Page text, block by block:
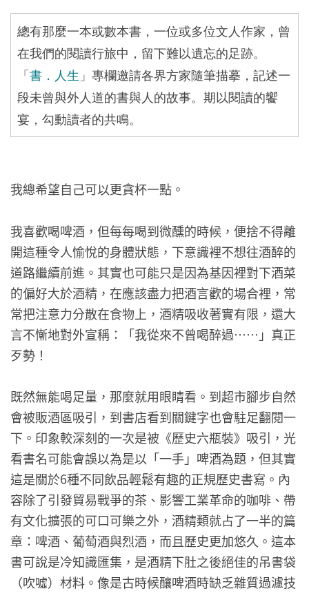
總有那麼一本或數本書，一位或多位文人作家，曾
在我們的閱讀行旅中，留下難以遺忘的足跡。
「 書．人生 」專欄邀請各界方家隨筆描摹，記述一
段未曾與外人道的書與人的故事。期以閱讀的饗
宴，勾動讀者的共鳴。
我總希望自己可以更貪杯一點。
我喜歡喝啤酒，但每每喝到微醺的時候，便捨不得離
開這種令人愉悅的身體狀態，下意識裡不想往酒醉的
道路繼續前進。其實也可能只是因為基因裡對下酒菜
的偏好大於酒精，在應該盡力把酒言歡的場合裡，常
常把注意力分散在食物上，酒精吸收著實有限，還大
言不慚地對外宣稱：「我從來不曾喝醉過……」真正
歹勢！
既然無能喝足量，那麼就用眼睛看。到超市腳步自然
會被販酒區吸引，到書店看到關鍵字也會駐足翻閱一
下。印象較深刻的一次是被《歷史六瓶裝》吸引，光
看書名可能會誤以為是以「一手」啤酒為題，但其實
這是關於6種不同飲品輕鬆有趣的正規歷史書寫。內
容除了引發貿易戰爭的茶、影響工業革命的咖啡、帶
有文化擴張的可口可樂之外，酒精類就占了一半的篇
章：啤酒、葡萄酒與烈酒，而且歷史更加悠久。這本
書可說是冷知識匯集，是酒精下肚之後絕佳的吊書袋
（吹噓）材料。像是古時候釀啤酒時缺乏雜質過濾技